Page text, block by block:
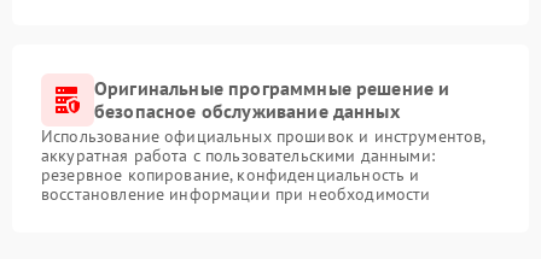
Оригинальные программные решение и
безопасное обслуживание данных
Использование официальных прошивок и инструментов,
аккуратная работа с пользовательскими данными:
резервное копирование, конфиденциальность и
восстановление информации при необходимости